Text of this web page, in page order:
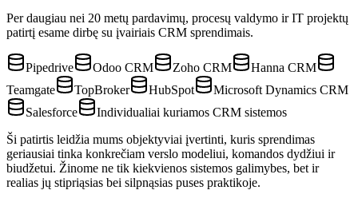
Per daugiau nei 20 metų pardavimų, procesų valdymo ir IT projektų
patirtį esame dirbę su įvairiais CRM sprendimais.
Pipedrive Odoo CRM Zoho CRM
Hanna CRM
Teamgate
TopBroker HubSpot
Microsoft Dynamics CRM
Salesforce
Individualiai kuriamos CRM sistemos
Ši patirtis leidžia mums objektyviai įvertinti, kuris sprendimas
geriausiai tinka konkrečiam verslo modeliui, komandos dydžiui ir
biudžetui. Žinome ne tik kiekvienos sistemos galimybes, bet ir
realias jų stipriąsias bei silpnąsias puses praktikoje.